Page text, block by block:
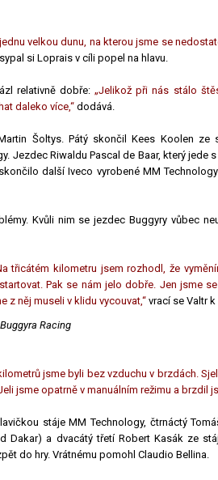
velkou dunu, na kterou jsme se
sypal si Loprais v cíli popel na hlavu.
relativně dobře:„Jelikož při nás stálo
daleko více,“ dodává.
Šoltys. Pátý skončil Kees Koolen ze
Jezdec Riwaldu Pascal de Baar, který jede
další Iveco vyrobené MM
Kvůli nim se jezdec Buggyry vůbec
třicátém kilometru jsem rozhodl, že
Pak se nám jelo dobře. Jen jsme
z něj museli v klidu vycouvat,“ vrací se Valtr
Racing
jsme byli bez vzduchu v brzdách.
jsme opatrně v manuálním režimu a brzdil
stáje MM Technology, čtrnáctý
Dakar) a dvacátý třetí Robert Kasák ze
do hry. Vrátnému pomohl Claudio Bellina.